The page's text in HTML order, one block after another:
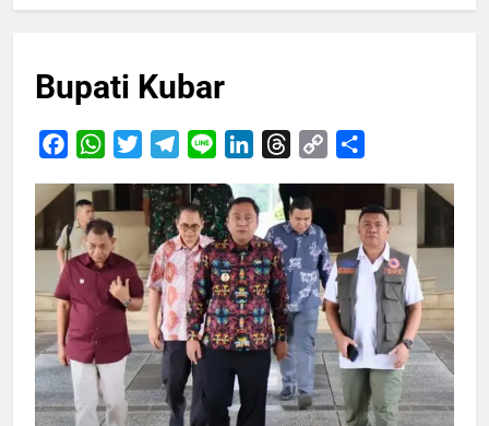
Bupati Kubar
FacebookWhatsApp
TwitterTelegram
Line LinkedInThreads
Copy